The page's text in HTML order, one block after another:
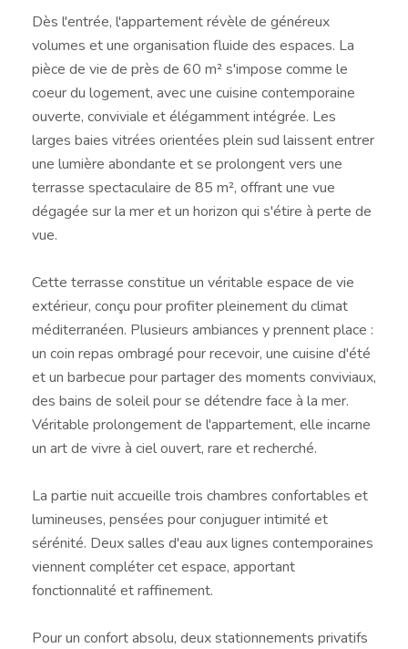
Dès l'entrée, l'appartement révèle de généreux
volumes et une organisation fluide des espaces. La
pièce de vie de près de 60 m² s'impose comme le
coeur du logement, avec une cuisine contemporaine
ouverte, conviviale et élégamment intégrée. Les
larges baies vitrées orientées plein sud laissent entrer
une lumière abondante et se prolongent vers une
terrasse spectaculaire de 85 m², offrant une vue
dégagée sur la mer et un horizon qui s'étire à perte de
vue.
Cette terrasse constitue un véritable espace de vie
extérieur, conçu pour profiter pleinement du climat
méditerranéen. Plusieurs ambiances y prennent place :
un coin repas ombragé pour recevoir, une cuisine d'été
et un barbecue pour partager des moments conviviaux,
des bains de soleil pour se détendre face à la mer.
Véritable prolongement de l'appartement, elle incarne
un art de vivre à ciel ouvert, rare et recherché.
La partie nuit accueille trois chambres confortables et
lumineuses, pensées pour conjuguer intimité et
sérénité. Deux salles d'eau aux lignes contemporaines
viennent compléter cet espace, apportant
fonctionnalité et raffinement.
Pour un confort absolu, deux stationnements privatifs